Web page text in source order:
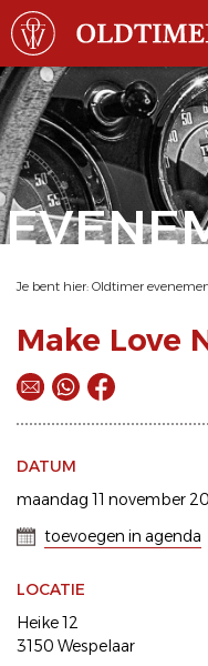
Je bent hier: Oldtimer
Make Love
DATUM
maandag 11 november
toevoegen in agenda
LOCATIE
Heike 12
3150 Wespelaar